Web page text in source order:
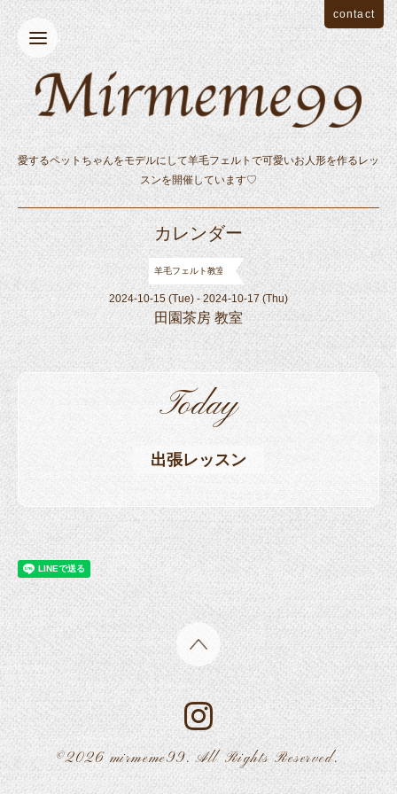
愛するペットちゃんをモデルにして羊毛フェルトで可愛いお人形を作るレッ
スンを開催しています♡
contact
カレンダー
羊毛フェルト教室
2024-10-15 (Tue) - 2024-10-17 (Thu)
田園茶房 教室
Today
出張レッスン
©2026mirmeme99. All Rights Reserved.